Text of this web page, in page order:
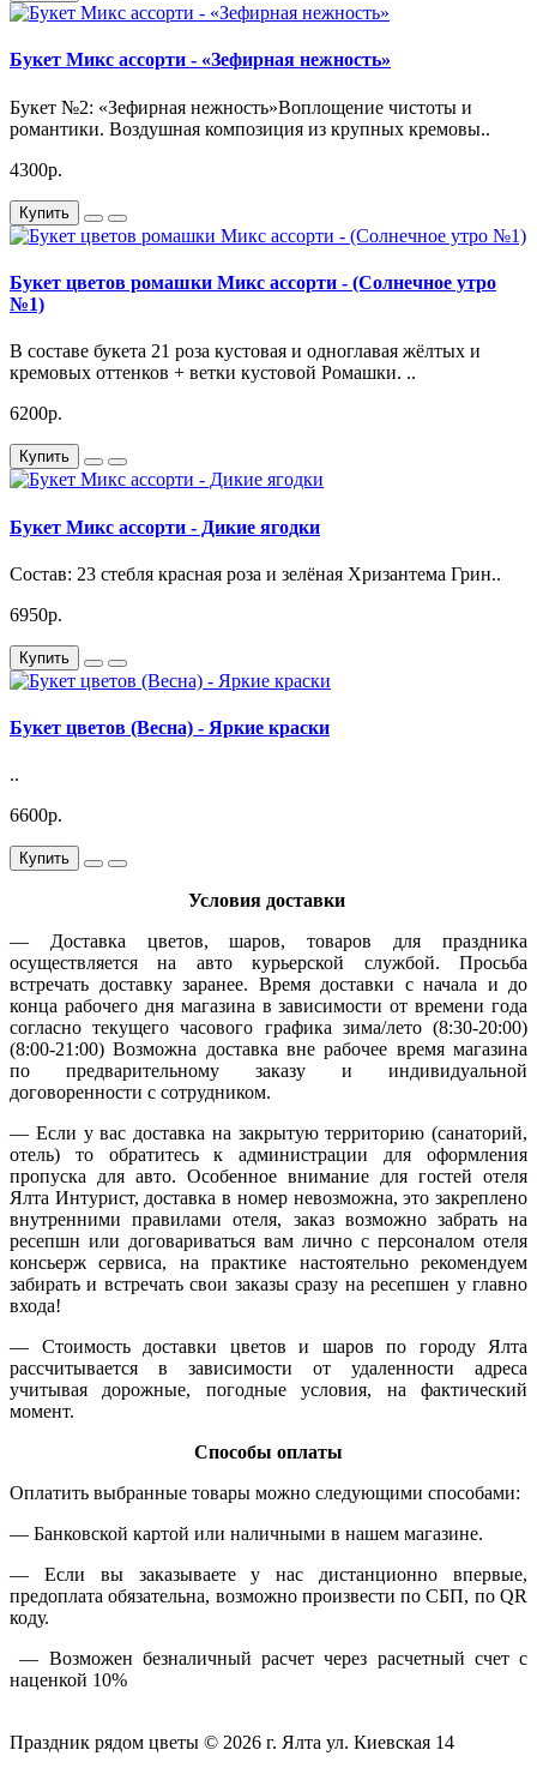
Букет Микс ассорти - «Зефирная нежность»
Букет №2: «Зефирная нежность»Воплощение чистоты и
романтики. Воздушная композиция из крупных кремовы..
4300р.
Купить
Букет цветов ромашки Микс ассорти - (Солнечное утро
№1)
В составе букета 21 роза кустовая и одноглавая жёлтых и
кремовых оттенков + ветки кустовой Ромашки. ..
6200р.
Купить
Букет Микс ассорти - Дикие ягодки
Состав: 23 стебля красная роза и зелёная Хризантема Грин..
6950р.
Купить
Букет цветов (Весна) - Яркие краски
..
6600р.
Купить
Условия доставки
— Доставка цветов, шаров, товаров для праздника
осуществляется на авто курьерской службой. Просьба
встречать доставку заранее. Время доставки с начала и до
конца рабочего дня магазина в зависимости от времени года
согласно текущего часового графика зима/лето (8:30-20:00)
(8:00-21:00) Возможна доставка вне рабочее время магазина
по предварительному заказу и индивидуальной
договоренности с сотрудником.
— Если у вас доставка на закрытую территорию (санаторий,
отель) то обратитесь к администрации для оформления
пропуска для авто. Особенное внимание для гостей отеля
Ялта Интурист, доставка в номер невозможна, это закреплено
внутренними правилами отеля, заказ возможно забрать на
ресепшн или договариваться вам лично с персоналом отеля
консьерж сервиса, на практике настоятельно рекомендуем
забирать и встречать свои заказы сразу на ресепшен у главно
входа!
— Стоимость доставки цветов и шаров по городу Ялта
рассчитывается в зависимости от удаленности адреса
учитывая дорожные, погодные условия, на фактический
момент.
Способы оплаты
Оплатить выбранные товары можно следующими способами:
​— Банковской картой или наличными в нашем магазине.
— Если вы заказываете у нас дистанционно впервые,
предоплата обязательна, возможно произвести по СБП, по QR
коду.
— Возможен безналичный расчет через расчетный счет с
наценкой 10%
Праздник рядом цветы © 2026 г. Ялта ул. Киевская 14